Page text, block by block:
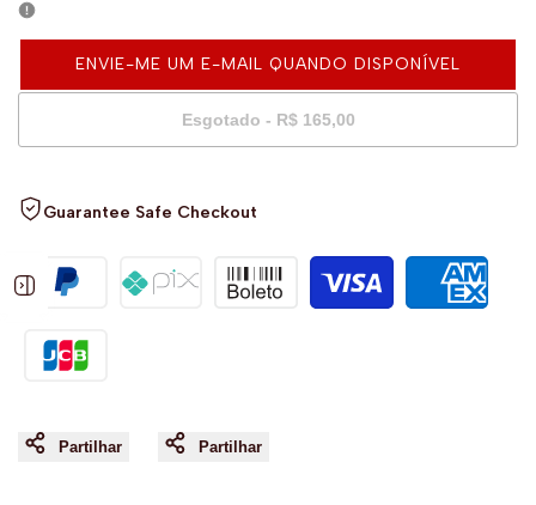
Esgotado - R$ 165,00
ENVIE-ME UM E-MAIL QUANDO DISPONÍVEL
Guarantee Safe Checkout
Partilhar Partilhar
Open
sidebar